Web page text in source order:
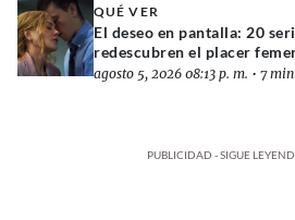
QUÉ VER
El deseo en pantalla: 20
redescubren el placer
agosto 5, 2026 08:13 p. m. • 7
PUBLICIDAD - SIGUE